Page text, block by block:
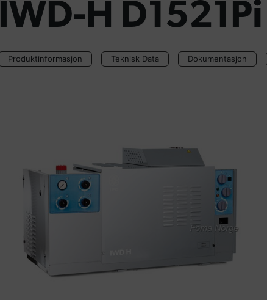
IWD-H D1521Pi
Produktinformasjon Teknisk Data Dokumentasjon